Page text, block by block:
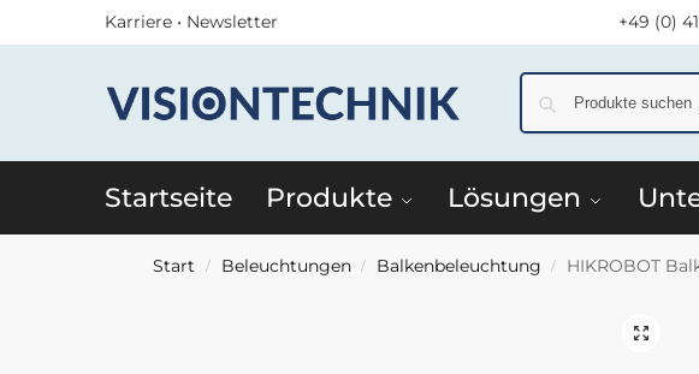
Karriere • Newsletter +49 (0)
Startseite Produkte Lösungen
Start / Beleuchtungen / Balkenbeleuchtung / HIKROBOT